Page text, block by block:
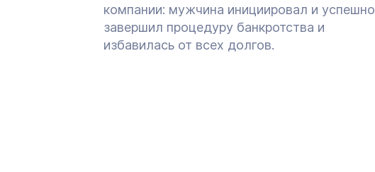
компании: мужчина инициировал и успешно
завершил процедуру банкротства и
избавилась от всех долгов.